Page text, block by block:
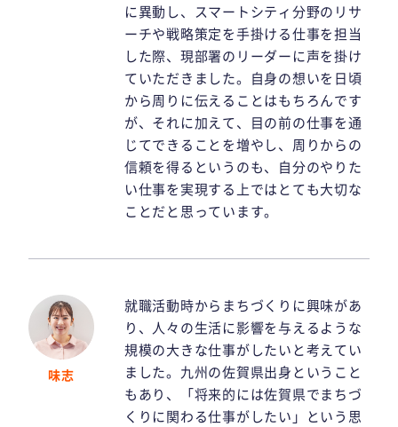
に異動し、スマートシティ分野のリサ
ーチや戦略策定を手掛ける仕事を担当
した際、現部署のリーダーに声を掛け
ていただきました。自身の想いを日頃
から周りに伝えることはもちろんです
が、それに加えて、目の前の仕事を通
じてできることを増やし、周りからの
信頼を得るというのも、自分のやりた
い仕事を実現する上ではとても大切な
ことだと思っています。
味志
就職活動時からまちづくりに興味があ
り、人々の生活に影響を与えるような
規模の大きな仕事がしたいと考えてい
ました。九州の佐賀県出身ということ
もあり、「将来的には佐賀県でまちづ
くりに関わる仕事がしたい」という思